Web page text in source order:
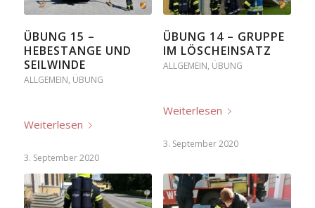
ÜBUNG 15 –
HEBESTANGE UND
SEILWINDE
ALLGEMEIN, ÜBUNG
Weiterlesen
3. September 2020
ÜBUNG 14 – GRUPPE
IM LÖSCHEINSATZ
ALLGEMEIN, ÜBUNG
Weiterlesen
3. September 2020